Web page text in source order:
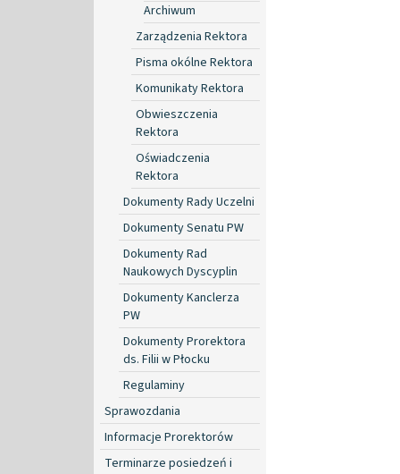
Archiwum
Zarządzenia Rektora
Pisma okólne Rektora
Komunikaty Rektora
Obwieszczenia
Rektora
Oświadczenia
Rektora
Dokumenty Rady Uczelni
Dokumenty Senatu PW
Dokumenty Rad
Naukowych Dyscyplin
Dokumenty Kanclerza
PW
Dokumenty Prorektora
ds. Filii w Płocku
Regulaminy
Sprawozdania
Informacje Prorektorów
Terminarze posiedzeń i